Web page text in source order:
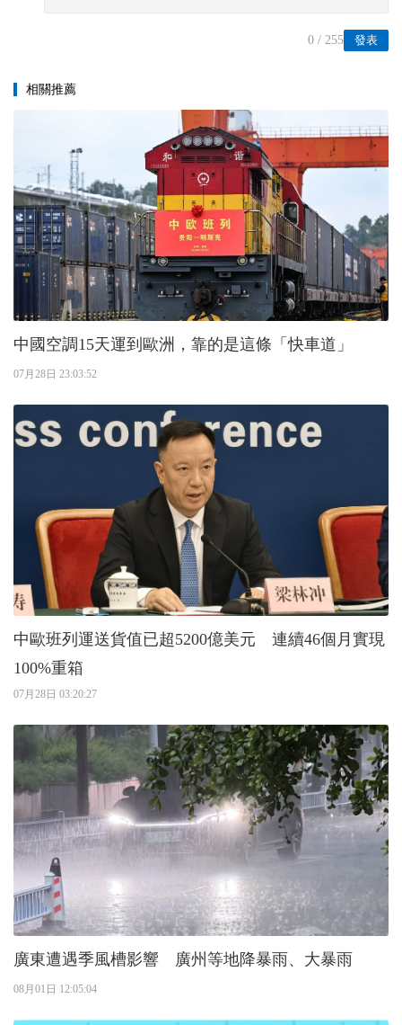
發表
0 / 255
相關推薦
中國空調15天運到歐洲，靠的是這條「快車道」
07月28日 23:03:52
中歐班列運送貨值已超5200億美元 連續46個月實現
100%重箱
07月28日 03:20:27
廣東遭遇季風槽影響 廣州等地降暴雨、大暴雨
08月01日 12:05:04